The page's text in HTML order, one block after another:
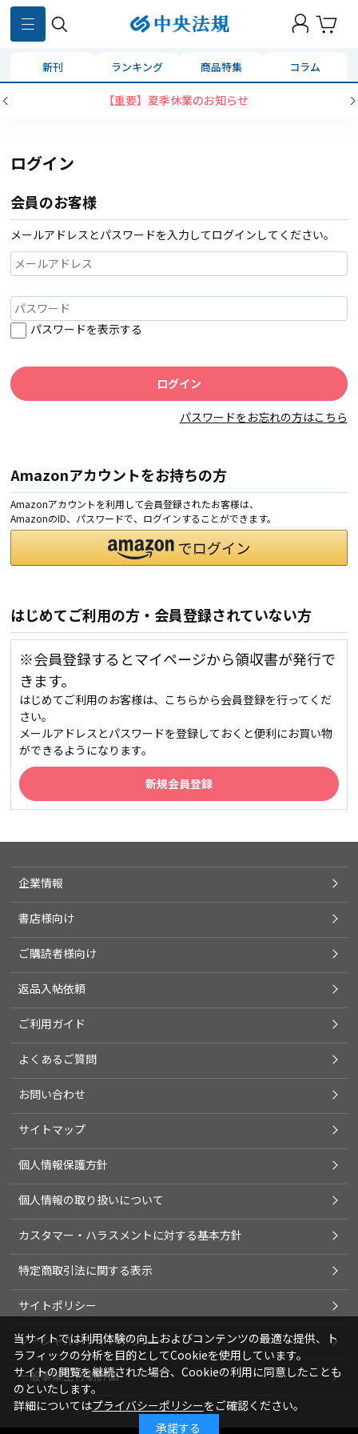
新刊 ランキング 商品特集 コラム
【重要】夏季休業のお知らせ
ログイン
会員のお客様
メールアドレスとパスワードを入力してログインしてください。
パスワードを表示する
パスワードをお忘れの方はこちら
Amazonアカウントをお持ちの方
Amazonアカウントを利用して会員登録されたお客様は、
AmazonのID、パスワードで、ログインすることができます。
はじめてご利用の方・会員登録されていない方
※会員登録するとマイページから領収書が発行で
きます。
はじめてご利用のお客様は、こちらから会員登録を行ってくだ
さい。
メールアドレスとパスワードを登録しておくと便利にお買い物
ができるようになります。
企業情報
書店様向け
ご購読者様向け
返品入帖依頼
ご利用ガイド
よくあるご質問
お問い合わせ
サイトマップ
個人情報保護方針
個人情報の取り扱いについて
カスタマー・ハラスメントに対する基本方針
特定商取引法に関する表示
サイトポリシー
ソーシャルメディアポリシー
一般事業主行動計画
当サイトでは利用体験の向上およびコンテンツの最適な提供、ト
ラフィックの分析を目的としてCookieを使用しています。
サイトの閲覧を継続された場合、Cookieの利用に同意したことも
のといたします。
詳細についてはプライバシーポリシーをご確認ください。
承諾する